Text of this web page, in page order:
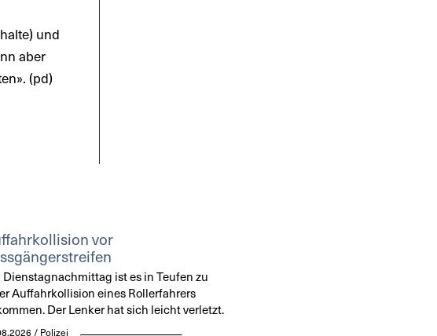
und
aber
(pd)
vor
Dienstagnachmittag ist es in Teufen zu
Auffahrkollision eines Rollerfahrers
Der Lenker hat sich leicht verletzt.
/ Polizei